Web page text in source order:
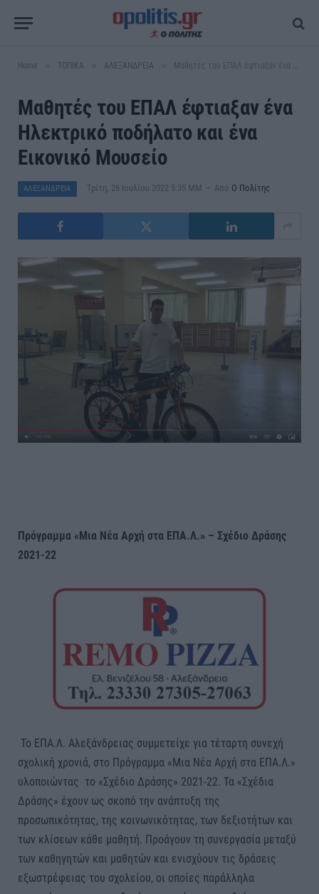
Home ΤΟΠΙΚΑ ΑΛΕΞΑΝΔΡΕΙΑ Μαθητές του ΕΠΑΛ έφτιαξαν ένα Ηλεκτρικό ποδήλατο και ένα Εικονικό Μουσείο
Μαθητές του ΕΠΑΛ έφτιαξαν ένα
Ηλεκτρικό ποδήλατο και ένα
Εικονικό Μουσείο
ΑΛΕΞΑΝΔΡΕΙΑ Τρίτη, 26 Ιουλίου 2022 5:35 ΜΜ Από Ο Πολίτης
Πρόγραμμα «Μια Νέα Αρχή στα ΕΠΑ.Λ.» – Σχέδιο Δράσης
2021-22
Το ΕΠΑ.Λ. Αλεξάνδρειας συμμετείχε για τέταρτη συνεχή
σχολική χρονιά, στο Πρόγραμμα «Μια Νέα Αρχή στα ΕΠΑ.Λ.»
υλοποιώντας το «Σχέδιο Δράσης» 2021-22. Τα «Σχέδια
Δράσης» έχουν ως σκοπό την ανάπτυξη της
προσωπικότητας, της κοινωνικότητας, των δεξιοτήτων και
των κλίσεων κάθε μαθητή. Προάγουν τη συνεργασία μεταξύ
των καθηγητών και μαθητών και ενισχύουν τις δράσεις
εξωστρέφειας του σχολείου, οι οποίες παράλληλα